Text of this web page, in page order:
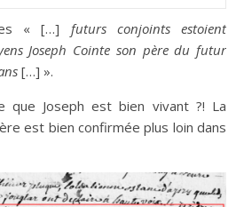
« […] futurs conjoints estoient
Joseph Cointe son père du futur
[…] ».
que Joseph est bien vivant ?! La
est bien confirmée plus loin dans